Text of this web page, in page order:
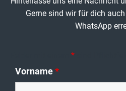
Hinterlasse uns eine Nachricht
Gerne sind wir für dich
Felder mit einem
Vorname*